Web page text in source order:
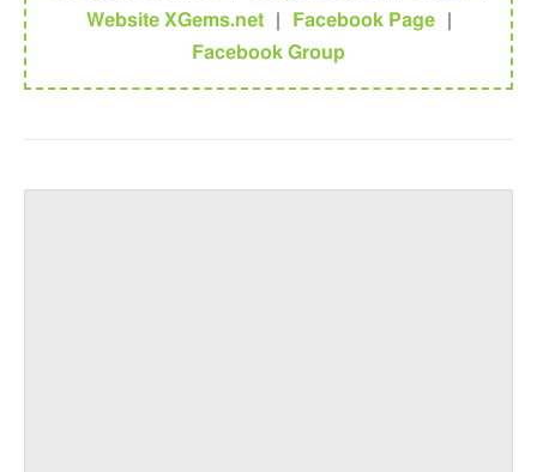
Website XGems.net
Facebook Page
Facebook Group